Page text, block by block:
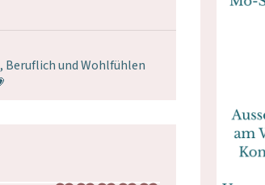
Beruflich und Wohlfühlen